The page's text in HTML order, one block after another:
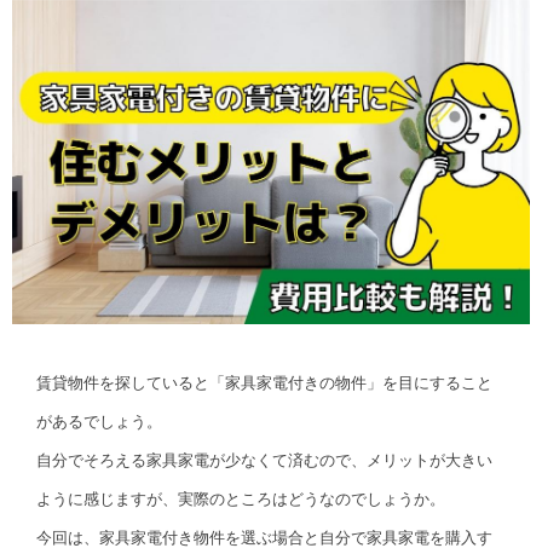
賃貸物件を探していると「家具家電付きの物件」を目にすること
があるでしょう。
自分でそろえる家具家電が少なくて済むので、メリットが大きい
ように感じますが、実際のところはどうなのでしょうか。
今回は、家具家電付き物件を選ぶ場合と自分で家具家電を購入す